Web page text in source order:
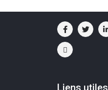
Liens utiles